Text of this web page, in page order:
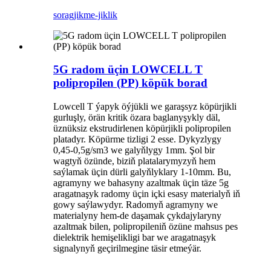
soragjikme-jiklik
5G radom üçin LOWCELL T
polipropilen (PP) köpük borad
Lowcell T ýapyk öýjükli we garaşsyz köpürjikli
gurluşly, örän kritik özara baglanyşykly däl,
üznüksiz ekstrudirlenen köpürjikli polipropilen
platadyr. Köpürme tizligi 2 esse. Dykyzlygy
0,45-0,5g/sm3 we galyňlygy 1mm. Şol bir
wagtyň özünde, biziň platalarymyzyň hem
saýlamak üçin dürli galyňlyklary 1-10mm. Bu,
agramyny we bahasyny azaltmak üçin täze 5g
aragatnaşyk radomy üçin içki esasy materialyň iň
gowy saýlawydyr. Radomyň agramyny we
materialyny hem-de daşamak çykdajylaryny
azaltmak bilen, polipropileniň özüne mahsus pes
dielektrik hemişelikligi bar we aragatnaşyk
signalynyň geçirilmegine täsir etmeýär.